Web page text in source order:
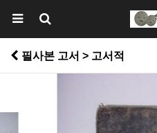
필사본 고서 > 고서적